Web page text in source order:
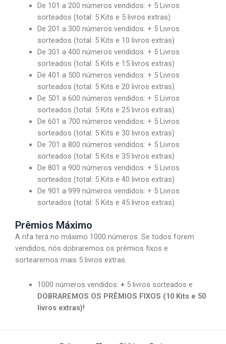
De 101 a 200 números vendidos: + 5 Livros
sorteados (total: 5 Kits e 5 livros extras)
De 201 a 300 números vendidos: + 5 Livros
sorteados (total: 5 Kits e 10 livros extras)
De 301 a 400 números vendidos: + 5 Livros
sorteados (total: 5 Kits e 15 livros extras)
De 401 a 500 números vendidos: + 5 Livros
sorteados (total: 5 Kits e 20 livros extras)
De 501 a 600 números vendidos: + 5 Livros
sorteados (total: 5 Kits e 25 livros extras)
De 601 a 700 números vendidos: + 5 Livros
sorteados (total: 5 Kits e 30 livros extras)
De 701 a 800 números vendidos: + 5 Livros
sorteados (total: 5 Kits e 35 livros extras)
De 801 a 900 números vendidos: + 5 Livros
sorteados (total: 5 Kits e 40 livros extras)
De 901 a 999 números vendidos: + 5 Livros
sorteados (total: 5 Kits e 45 livros extras)
Prêmios Máximo
A rifa terá no máximo 1000 números. Se todos forem
vendidos, nós dobraremos os prêmios fixos e
sortearemos mais 5 livros extras.
1000 números vendidos: +5 livros sorteados e
DOBRAREMOS OS PRÊMIOS FIXOS (10 Kits e 50
livros extras)!